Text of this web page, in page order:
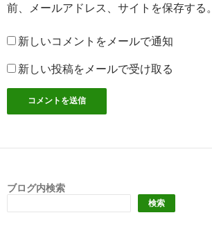
前、メールアドレス、サイトを保存する。
新しいコメントをメールで通知
新しい投稿をメールで受け取る
ブログ内検索
検索